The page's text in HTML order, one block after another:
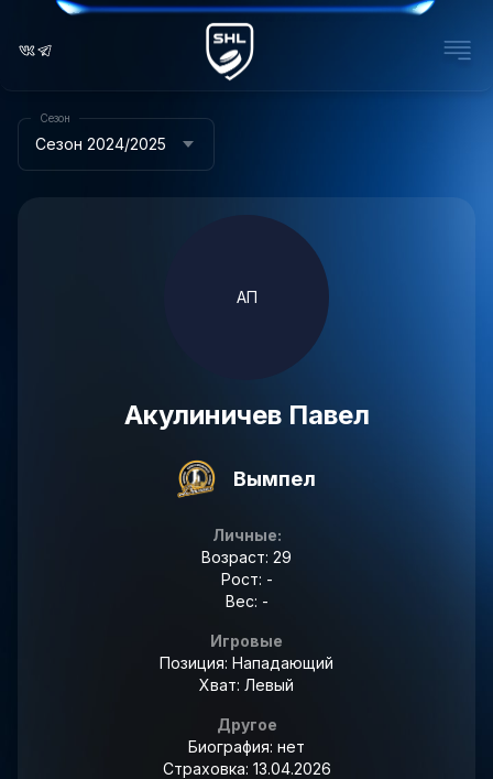
Сезон 2024/2025
Сезон
АП
Акулиничев Павел
Вымпел
Личные:
Возраст: 29
Рост: -
Вес: -
Игровые
Позиция: Нападающий
Хват: Левый
Другое
Биография: нет
Страховка: 13.04.2026